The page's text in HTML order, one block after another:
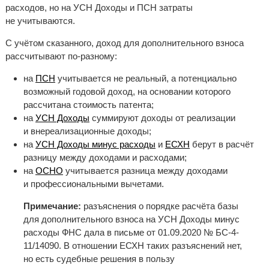
расходов, но на УСН Доходы и ПСН затраты
не учитываются.
С учётом сказанного, доход для дополнительного взноса
рассчитывают по-разному:
на ПСН учитывается не реальный, а потенциально
возможный годовой доход, на основании которого
рассчитана стоимость патента;
на УСН Доходы суммируют доходы от реализации
и внереализационные доходы;
на УСН Доходы минус расходы и ЕСХН берут в расчёт
разницу между доходами и расходами;
на ОСНО учитывается разница между доходами
и профессиональными вычетами.
Примечание: разъяснения о порядке расчёта базы
для дополнительного взноса на УСН Доходы минус
расходы ФНС дала в письме от 01.09.2020 № БС-4-
11/14090. В отношении ЕСХН таких разъяснений нет,
но есть судебные решения в пользу